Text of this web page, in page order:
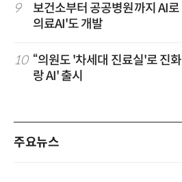
9
보건소부터 공공병원까지 AI
의료AI'도 개발
10 “의원도 '차세대 진료실'로 진
랑 AI' 출시
주요뉴스